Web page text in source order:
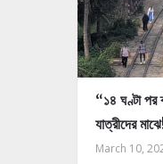
“১৪ ঘণ্টা পর
যাত্রীদের
March 10,